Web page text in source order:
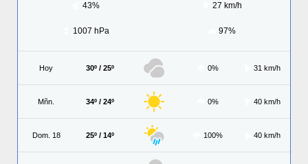
43% 27 km/h
1007 hPa 97%
Hoy 30º / 25º 0% 31 km/h
Mñn. 34º / 24º 0% 40 km/h
Dom. 18 25º / 14º 100% 40 km/h